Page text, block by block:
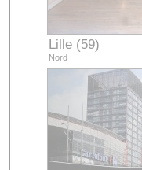
Lille (59)
Nord